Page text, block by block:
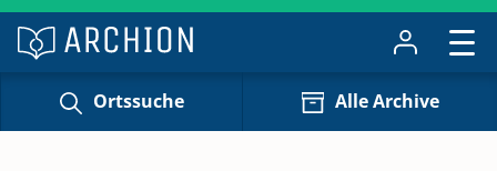
Ortssuche Alle Archive